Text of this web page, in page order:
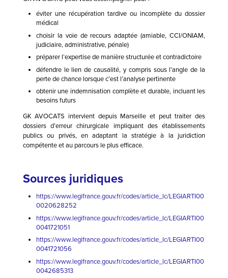
éviter une récupération tardive ou incomplète du dossier
médical
choisir la voie de recours adaptée (amiable, CCI/ONIAM,
judiciaire, administrative, pénale)
préparer l’expertise de manière structurée et contradictoire
défendre le lien de causalité, y compris sous l’angle de la
perte de chance lorsque c’est l’analyse pertinente
obtenir une indemnisation complète et durable, incluant les
besoins futurs
GK AVOCATS intervient depuis Marseille et peut traiter des
dossiers d’erreur chirurgicale impliquant des établissements
publics ou privés, en adaptant la stratégie à la juridiction
compétente et au parcours le plus efficace.
Sources juridiques
https://www.legifrance.gouv.fr/codes/article_lc/LEGIARTI00
0020628252
https://www.legifrance.gouv.fr/codes/article_lc/LEGIARTI00
0041721051
https://www.legifrance.gouv.fr/codes/article_lc/LEGIARTI00
0041721056
https://www.legifrance.gouv.fr/codes/article_lc/LEGIARTI00
0042685313